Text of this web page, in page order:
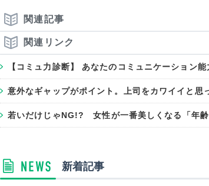
関連記事
関連リンク
【コミュ力診断】 あなたのコミュニケーション
意外なギャップがポイント。上司をカワイイと思
若いだけじゃNG!? 女性が一番美しくなる「年齢
新着記事